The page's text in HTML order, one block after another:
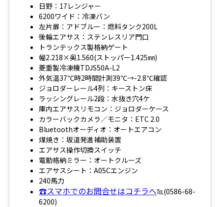
日野：17レンジャー
6200ワイド：冷凍バン
左片扉：アドブルー：燃料タンク200L
後輪エアサス：ステンレスリア門口
トランテックス製格納ゲート
幅2.218×奥1.560(ストッパー1.425㎜)
菱重製冷凍機TDJS50A-L2
外気温37℃時2時間計測39℃→-2.8℃確認
ジョロダーレール4列：キーストン床
ラッシングレール2段：水抜き穴4ケ
庫内エアサスリモコン：ジョロダーケース
カラーバックカメラ／モニタ：ETC 2.0
Bluetoothオーディオ：オートエアコン
煤焼き：坂道発進補助装置
エアサス操作切換スイッチ
電動格納ミラー：オートクルーズ
エアサスシート：A05Cエンジン
240馬力
☎スマホでのお問合せはコチラへ℡(0586-68-
6200)